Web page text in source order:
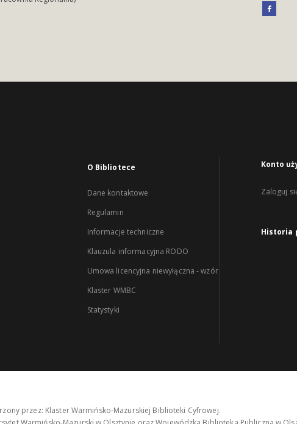
O Bibliotece
Dane kontaktowe
Regulamin
Informacje techniczne
Klauzula informacyjna RODO
Umowa licencyjna niewyłączna - wzór
Klaster WMBC
Statystyki
Konto
Zaloguj
Historia
przez: Klaster Warmińsko-Mazurskiej Biblioteki Cyfrowej.